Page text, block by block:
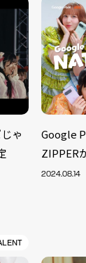
ゃ
Google
ZIPPER
2024.08.14